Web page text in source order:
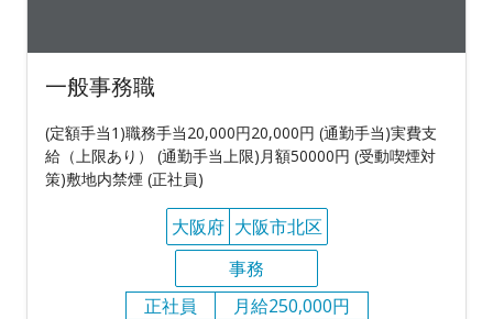
一般事務職
(定額手当1)職務手当20,000円20,000円 (通勤手当)実費支
給（上限あり） (通勤手当上限)月額50000円 (受動喫煙対
策)敷地内禁煙 (正社員)
大阪府 大阪市北区
事務
正社員
月給250,000円